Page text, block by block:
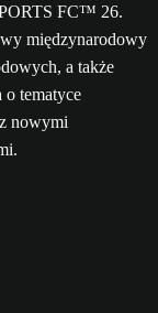
FC™ 26.
międzynarodowy
a także
tematyce
nowymi